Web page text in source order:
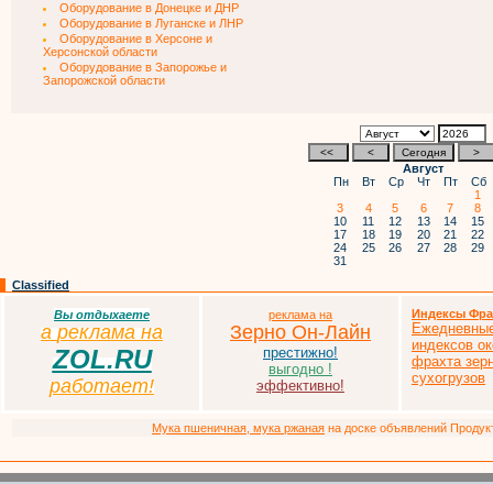
Оборудование в Донецке и ДНР
Оборудование в Луганске и ЛНР
Оборудование в Херсоне и
Херсонской области
Оборудование в Запорожье и
Запорожской области
Август
Пн
Вт Ср Чт Пт Сб
1
3
4 5 6 7
8
10
11 12 13 14 15
17
18 19 20 21 22
24
25 26 27 28 29
31
Classified
Вы отдыхаете
а реклама на
ZOL.RU
работает!
реклама на
Зерно Он-Лайн
престижно!
выгодно !
эффективно!
Индексы
индексов
фрахта
сухогрузов
Мука пшеничная, мука ржаная на доске объявлений